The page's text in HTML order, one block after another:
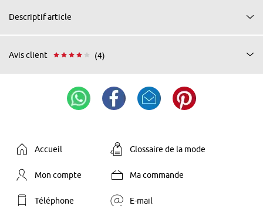
Descriptif article
Avis client (4)
Accueil Glossaire de la mode
Mon compte Ma commande
Téléphone E-mail